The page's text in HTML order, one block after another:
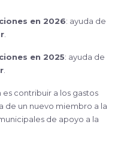
en 2026: ayuda de
.
en 2025: ayuda de
.
contribuir a los gastos
de un nuevo miembro a la
de apoyo a la